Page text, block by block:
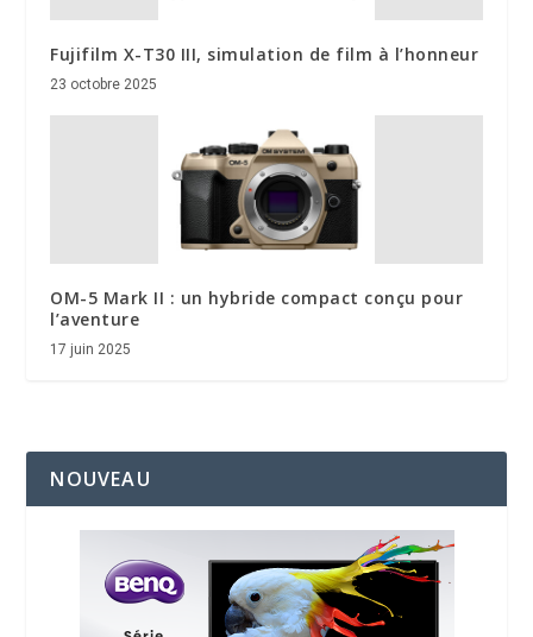
Fujifilm X-T30 III, simulation de film à l’honneur
23 octobre 2025
OM-5 Mark II : un hybride compact conçu pour
l’aventure
17 juin 2025
NOUVEAU